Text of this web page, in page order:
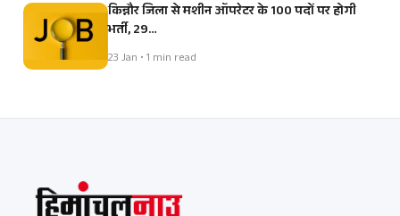
किन्नौर जिला से मशीन ऑपरेटर के 100 पदों पर होगी
भर्ती, 29…
23 Jan • 1 min read